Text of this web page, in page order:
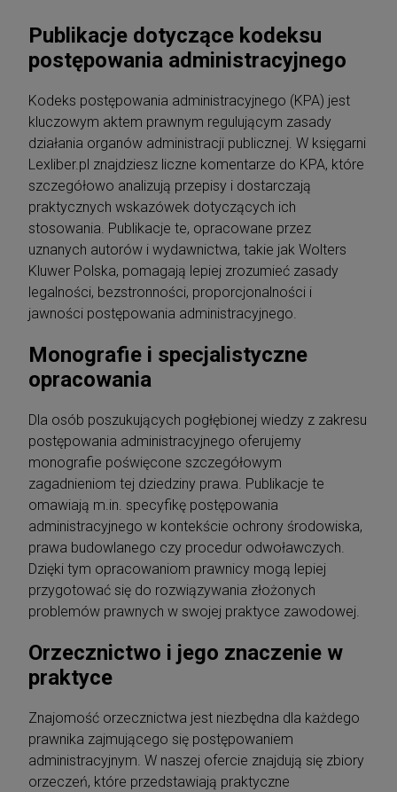
Publikacje dotyczące kodeksu
postępowania administracyjnego
Kodeks postępowania administracyjnego (KPA) jest
kluczowym aktem prawnym regulującym zasady
działania organów administracji publicznej. W księgarni
Lexliber.pl znajdziesz liczne komentarze do KPA, które
szczegółowo analizują przepisy i dostarczają
praktycznych wskazówek dotyczących ich
stosowania. Publikacje te, opracowane przez
uznanych autorów i wydawnictwa, takie jak Wolters
Kluwer Polska, pomagają lepiej zrozumieć zasady
legalności, bezstronności, proporcjonalności i
jawności postępowania administracyjnego.
Monografie i specjalistyczne
opracowania
Dla osób poszukujących pogłębionej wiedzy z zakresu
postępowania administracyjnego oferujemy
monografie poświęcone szczegółowym
zagadnieniom tej dziedziny prawa. Publikacje te
omawiają m.in. specyfikę postępowania
administracyjnego w kontekście ochrony środowiska,
prawa budowlanego czy procedur odwoławczych.
Dzięki tym opracowaniom prawnicy mogą lepiej
przygotować się do rozwiązywania złożonych
problemów prawnych w swojej praktyce zawodowej.
Orzecznictwo i jego znaczenie w
praktyce
Znajomość orzecznictwa jest niezbędna dla każdego
prawnika zajmującego się postępowaniem
administracyjnym. W naszej ofercie znajdują się zbiory
orzeczeń, które przedstawiają praktyczne